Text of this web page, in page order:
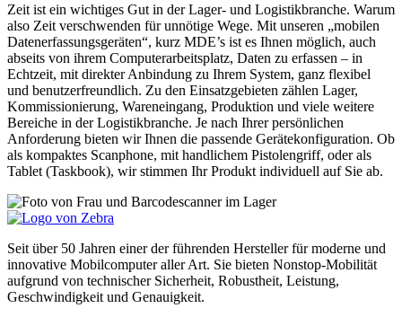
Zeit ist ein wichtiges Gut in der Lager- und Logistikbranche. Warum
also Zeit verschwenden für unnötige Wege. Mit unseren „mobilen
Datenerfassungsgeräten“, kurz MDE’s ist es Ihnen möglich, auch
abseits von ihrem Computerarbeitsplatz, Daten zu erfassen – in
Echtzeit, mit direkter Anbindung zu Ihrem System, ganz flexibel
und benutzerfreundlich. Zu den Einsatzgebieten zählen Lager,
Kommissionierung, Wareneingang, Produktion und viele weitere
Bereiche in der Logistikbranche. Je nach Ihrer persönlichen
Anforderung bieten wir Ihnen die passende Gerätekonfiguration. Ob
als kompaktes Scanphone, mit handlichem Pistolengriff, oder als
Tablet (Taskbook), wir stimmen Ihr Produkt individuell auf Sie ab.
Seit über 50 Jahren einer der führenden Hersteller für moderne und
innovative Mobilcomputer aller Art. Sie bieten Nonstop-Mobilität
aufgrund von technischer Sicherheit, Robustheit, Leistung,
Geschwindigkeit und Genauigkeit.